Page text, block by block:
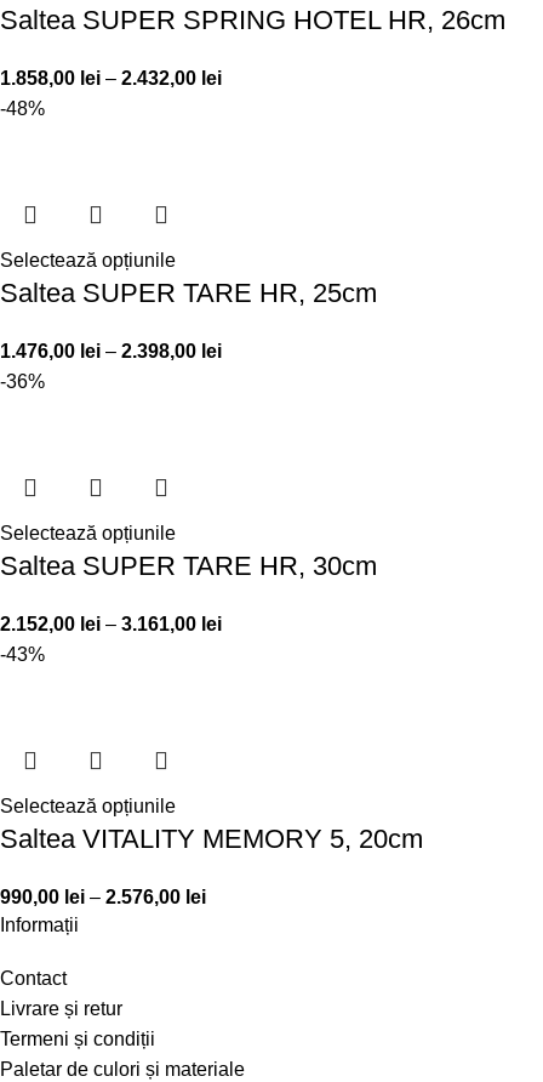
Saltea SUPER SPRING HOTEL HR, 26cm
1.858,00 lei – 2.432,00 lei
-48%
Selectează opțiunile
Saltea SUPER TARE HR, 25cm
1.476,00 lei – 2.398,00 lei
-36%
Selectează opțiunile
Saltea SUPER TARE HR, 30cm
2.152,00 lei – 3.161,00 lei
-43%
Selectează opțiunile
Saltea VITALITY MEMORY 5, 20cm
990,00 lei – 2.576,00 lei
Informații
Contact
Livrare și retur
Termeni și condiții
Paletar de culori și materiale